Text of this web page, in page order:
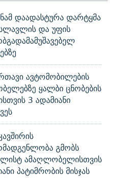
დაადასტურა დარტყმა
და უფის
ავტომობილების
ყალბი ცნობების
3 ადამიანი
გმობს
ამაღლობელისთვის
პატიმრობის მისჯას